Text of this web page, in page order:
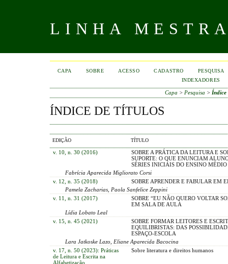
LINHA
CAPA SOBRE ACESSO CADASTRO
PESQUISA
INDEXADORES
Capa > Pesquisa > Índice
ÍNDICE DE TÍTULOS
EDIÇÃO TÍTULO
v. 10, n. 30 (2016)
SOBRE A PRÁTICA DA LEITURA E
SUPORTE: O QUE ENUNCIAM
SÉRIES INICIAIS DO ENSINO MÉDIO
Fabrícia Aparecida Migliorato Corsi
v. 12, n. 35 (2018)
SOBRE APRENDER E FABULAR EM
Pamela Zacharias, Paola Sanfelice Zeppini
v. 11, n. 31 (2017)
SOBRE “EU NÃO QUERO VOLTAR
EM SALA DE AULA
Lídia Lobato Leal
v. 15, n. 45 (2021)
SOBRE FORMAR LEITORES E
EQUILIBRISTAS: DAS
ESPAÇO-ESCOLA
Lara Jatkoske Lazo, Eliane Aparecida Bacocina
v. 17, n. 50 (2023): Práticas
de Leitura e Escrita na
Alfabetização
Sobre literatura e direitos humanos